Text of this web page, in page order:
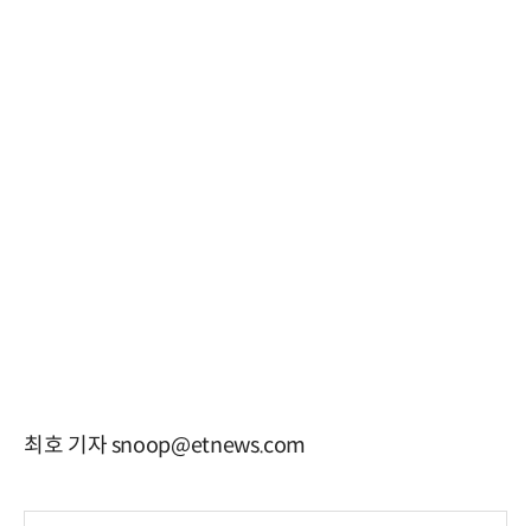
최호 기자 snoop@etnews.com